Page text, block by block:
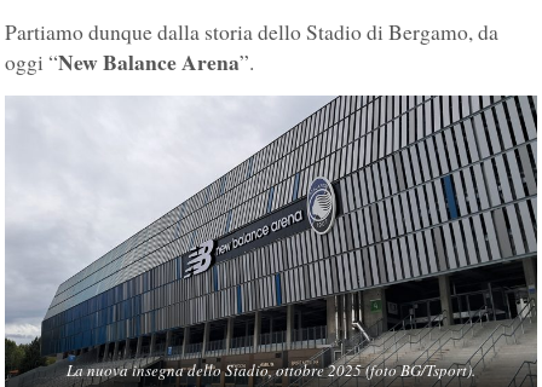
Partiamo dunque dalla storia dello Stadio di Bergamo, da
oggi “New Balance Arena”.
La nuova insegna dello Stadio, ottobre 2025 (foto BG/Tsport).